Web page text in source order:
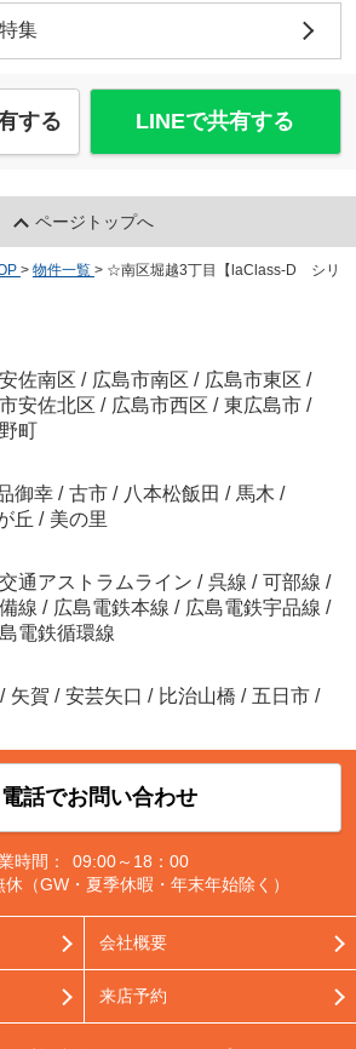
集
する LINEで共有する
ページトップへ
> 物件一覧 > ☆南区堀越3丁目【laClass-D シリ
佐南区 / 広島市南区 / 広島市東区 /
安佐北区 / 広島市西区 / 東広島市 /
町
御幸 / 古市 / 八本松飯田 / 馬木 /
丘 / 美の里
通アストラムライン / 呉線 / 可部線 /
線 / 広島電鉄本線 / 広島電鉄宇品線 /
電鉄循環線
/ 矢賀 / 安芸矢口 / 比治山橋 / 五日市 /
電話でお問い合わせ
時間：
09:00～18：00
休（GW・夏季休暇・年末年始除く）
会社概要
来店予約